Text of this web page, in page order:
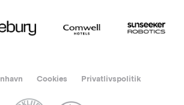
Cookies Privatlivspolitik